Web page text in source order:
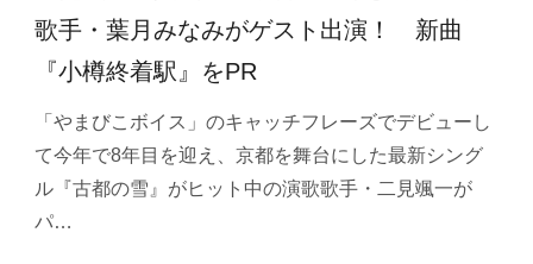
歌手・葉月みなみがゲスト出演！ 新曲
『小樽終着駅』をPR
「やまびこボイス」のキャッチフレーズでデビューし
て今年で8年目を迎え、京都を舞台にした最新シング
ル『古都の雪』がヒット中の演歌歌手・二見颯一が
パ…